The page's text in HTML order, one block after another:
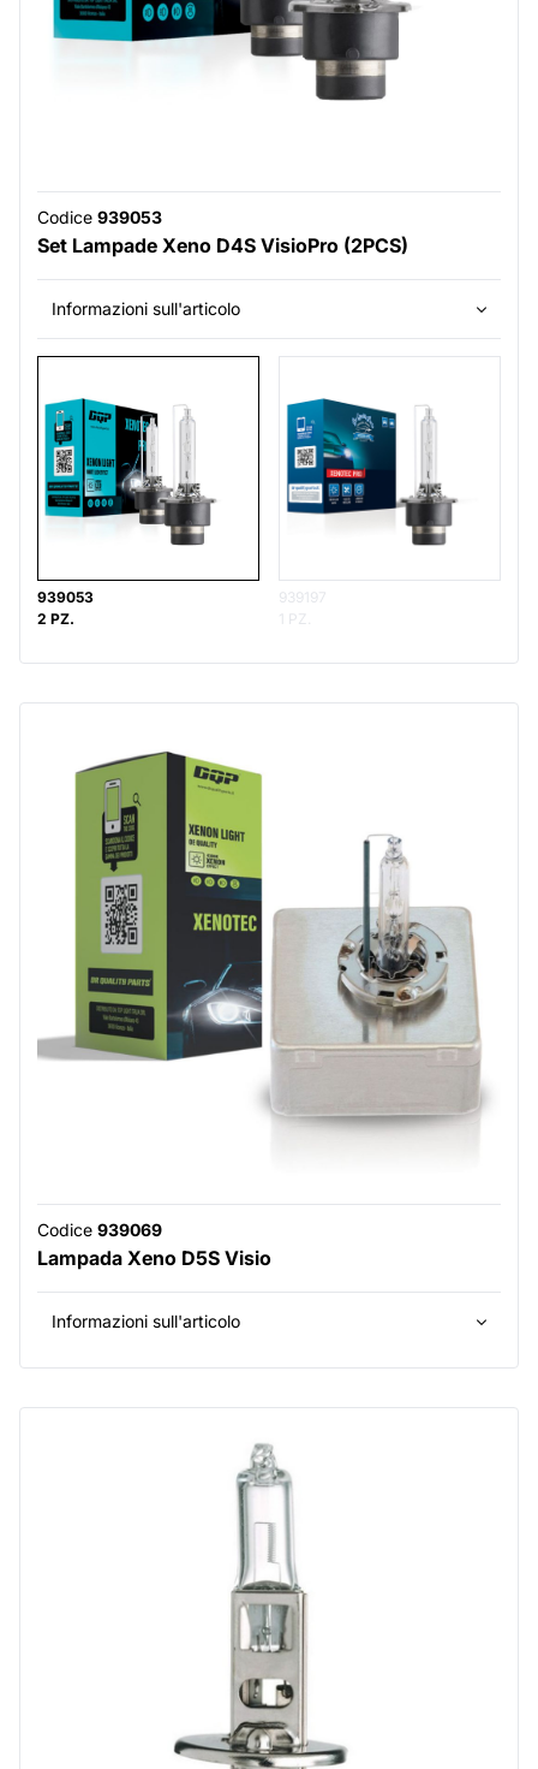
Codice 939053
Set Lampade Xeno D4S VisioPro (2PCS)
Informazioni sull'articolo
939053
2 PZ.
939197
1 PZ.
Codice 939069
Lampada Xeno D5S Visio
Informazioni sull'articolo